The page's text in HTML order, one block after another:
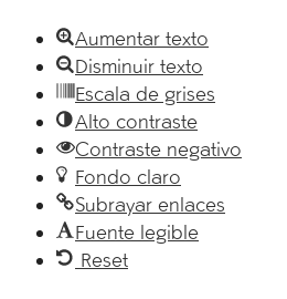
Aumentar texto
Disminuir texto
Escala de grises
Alto contraste
Contraste negativo
Fondo claro
Subrayar enlaces
Fuente legible
Reset